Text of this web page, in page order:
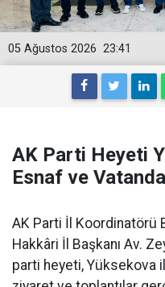
23:41
05 Ağustos 2026
AK Parti Heyeti
Esnaf ve
AK Parti İl Koordinatörü
Hakkâri İl Başkanı Av.
parti heyeti, Yüksekova